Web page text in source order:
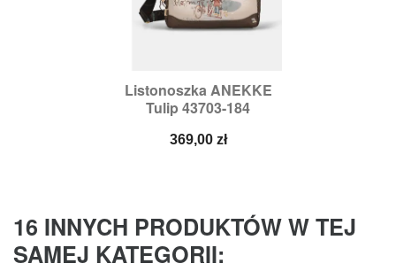
Listonoszka ANEKKE
Tulip 43703-184
Cena
369,00 zł
16 INNYCH PRODUKTÓW W TEJ
SAMEJ KATEGORII: